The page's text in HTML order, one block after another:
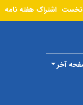
اشتراک هفته نامه
آخر